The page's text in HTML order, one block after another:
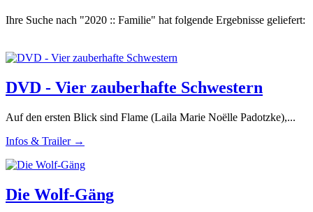
Ihre Suche nach "2020 :: Familie" hat folgende Ergebnisse geliefert:
DVD - Vier zauberhafte Schwestern
Auf den ersten Blick sind Flame (Laila Marie Noëlle Padotzke),...
Infos & Trailer →
Die Wolf-Gäng